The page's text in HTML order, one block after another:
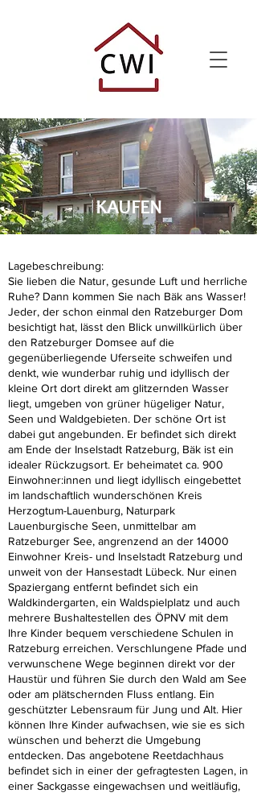
KAUFEN
Lagebeschreibung:
Sie lieben die Natur, gesunde Luft und herrliche
Ruhe? Dann kommen Sie nach Bäk ans Wasser!
Jeder, der schon einmal den Ratzeburger Dom
besichtigt hat, lässt den Blick unwillkürlich über
den Ratzeburger Domsee auf die
gegenüberliegende Uferseite schweifen und
denkt, wie wunderbar ruhig und idyllisch der
kleine Ort dort direkt am glitzernden Wasser
liegt, umgeben von grüner hügeliger Natur,
Seen und Waldgebieten. Der schöne Ort ist
dabei gut angebunden. Er befindet sich direkt
am Ende der Inselstadt Ratzeburg, Bäk ist ein
idealer Rückzugsort. Er beheimatet ca. 900
Einwohner:innen und liegt idyllisch eingebettet
im landschaftlich wunderschönen Kreis
Herzogtum-Lauenburg, Naturpark
Lauenburgische Seen, unmittelbar am
Ratzeburger See, angrenzend an der 14000
Einwohner Kreis- und Inselstadt Ratzeburg und
unweit von der Hansestadt Lübeck. Nur einen
Spaziergang entfernt befindet sich ein
Waldkindergarten, ein Waldspielplatz und auch
mehrere Bushaltestellen des ÖPNV mit dem
Ihre Kinder bequem verschiedene Schulen in
Ratzeburg erreichen. Verschlungene Pfade und
verwunschene Wege beginnen direkt vor der
Haustür und führen Sie durch den Wald am See
oder am plätschernden Fluss entlang. Ein
geschützter Lebensraum für Jung und Alt. Hier
können Ihre Kinder aufwachsen, wie sie es sich
wünschen und beherzt die Umgebung
entdecken. Das angebotene Reetdachhaus
befindet sich in einer der gefragtesten Lagen, in
einer Sackgasse eingewachsen und weitläufig,